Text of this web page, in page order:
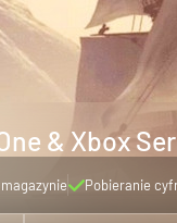
& Xbox
Pobieranie